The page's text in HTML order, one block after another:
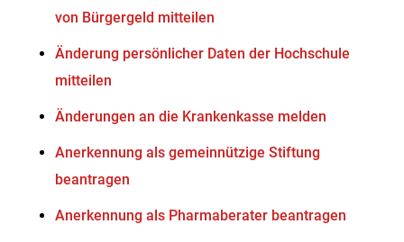
von Bürgergeld mitteilen
Änderung persönlicher Daten der Hochschule
mitteilen
Änderungen an die Krankenkasse melden
Anerkennung als gemeinnützige Stiftung
beantragen
Anerkennung als Pharmaberater beantragen